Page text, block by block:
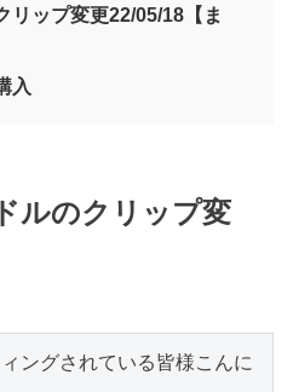
リップ変更22/05/18【ま
入
ルのクリップ変
ングされている皆様こんに